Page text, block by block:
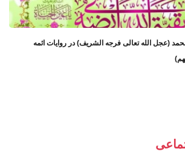
(عجل الله تعالی فرجه الشریف) در روایات ائمه